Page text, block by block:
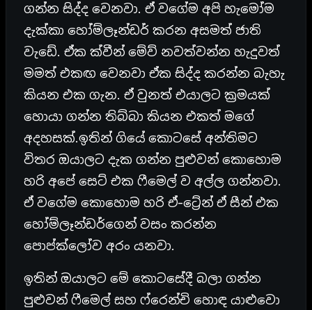
ගන්න සිද්ද වෙනවා. ඒ වගේම අපි හැමෝම
දැක්කා හෝම්ලෑන්ඩර් කරන අසමත් ජාති
වැඩේ. ඒක ක්වීන් මේව් නවත්වන්න හැදුවත්
මමත් එකඟ වෙනවා ඒක සිද්ද කරන්න බැහැ
කියන එක ගැන. ඒ වුනත් එයාලට ක්‍රමයක්
හොයා ගන්න තිබ්බා කියන එකත් මගේ
අදහසක්.ඉතින් ගියේ කොටසේ අන්තිමට
විතර ඔයාලට දැක ගන්න පුළුවන් කොහොම
හරි අපේ සෙට් එක ෆීමෙල් ව අල්ල ගන්නවා.
ඒ වගේම කොහොම හරි ඒ-ට්‍රේන් ඒ සීන් එක
හෝම්ලෑන්ඩර්ගෙන් වසං කරන්න
පොප්ක්ලෝව අරං යනවා.
ඉතින් ඔයාලට මේ කොටසේදී බලා ගන්න
පුළුවන් ෆීමෙල් සහ ෆ්රෙන්චි හොඳ යාළුවො